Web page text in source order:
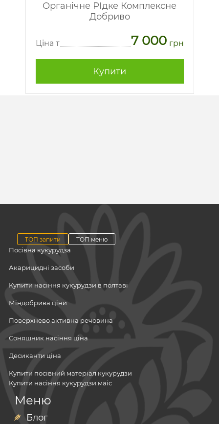
Органічне РІдке Комплексне
Добриво
Ціна т 7 000 грн
Купити
ТОП запити ТОП меню
Посівна кукурудза
Акарицидні засоби
Купити насіння кукурудзи в полтаві
Міндобрива ціни
Поверхнево активна речовина
Соняшник насіння ціна
Десиканти ціна
Купити посівний матеріал кукурудзи
Купити насіння кукурудзи маіс
Добриво азотно фосфорно калійне
Купити сою на насіння
Посівний матеріал
Мінеральні добрива
Мікродобрива
Меню
Блог